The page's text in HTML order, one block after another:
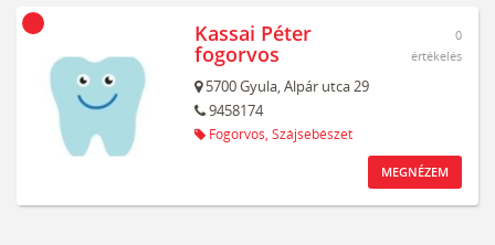
Kassai Péter
fogorvos
5700Gyula,Alpár utca 29
9458174
Fogorvos, Szájsebészet
0
értékelés
MEGNÉZEM